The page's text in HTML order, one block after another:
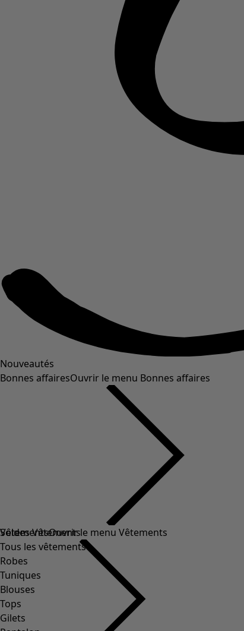
Nouveautés
Bonnes affairesOuvrir le menu Bonnes affaires
Soldes Vêtements
Tous les vêtements
Robes
Tuniques
Blouses
Tops
Gilets
VêtementsOuvrir le menu Vêtements